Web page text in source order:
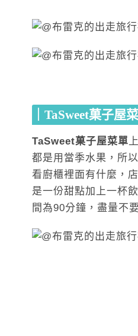
｜TaSweet菓子屋
TaSweet菓子屋菜單
都是用當季水果，所
看廚櫃裡面有什麼，
是一份甜點加上一杯
間為90分鐘，盡量不